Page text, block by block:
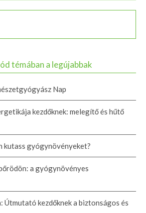
témában a legújabbak
Nap
kezdőknek: melegítő és hűtő
kutass gyógynövényeket?
a gyógynövényes
Útmutató kezdőknek a biztonságos és